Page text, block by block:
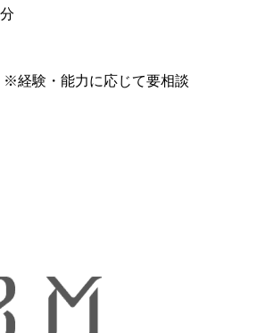
※経験・能力に応じて要相談